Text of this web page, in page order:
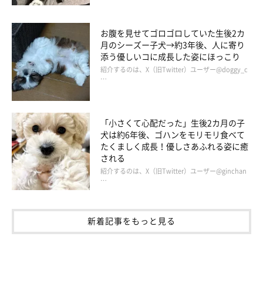
お腹を見せてゴロゴロしていた生後2カ
月のシーズー子犬→約3年後、人に寄り
添う優しいコに成長した姿にほっこり
紹介するのは、X（旧Twitter）ユーザー@doggy_c
…
「小さくて心配だった」生後2カ月の子
犬は約6年後、ゴハンをモリモリ食べて
たくましく成長！優しさあふれる姿に癒
される
紹介するのは、X（旧Twitter）ユーザー@ginchan
…
新着記事をもっと見る